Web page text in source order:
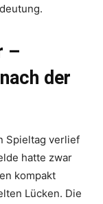
–
der
Spieltag verlief
hatte zwar
kompakt
Lücken. Die